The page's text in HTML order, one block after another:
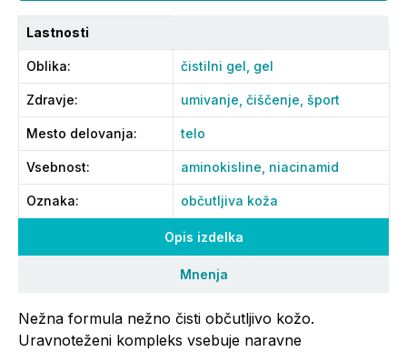
Opis izdelka
Mnenja
Nežna formula nežno čisti občutljivo kožo.
Uravnoteženi kompleks vsebuje naravne
Lastnosti
Oblika: čistilni gel, gel
Zdravje: umivanje, čiščenje, šport
Mesto delovanja: telo
Vsebnost: aminokisline, niacinamid
Oznaka: občutljiva koža